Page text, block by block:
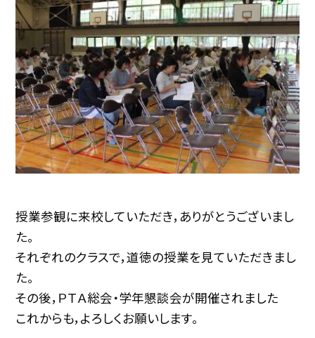
授業参観に来校していただき，ありがとうございまし
た。
それぞれのクラスで，道徳の授業を見ていただきまし
た。
その後，ＰＴＡ総会・学年懇談会が開催されました
これからも，よろしくお願いします。